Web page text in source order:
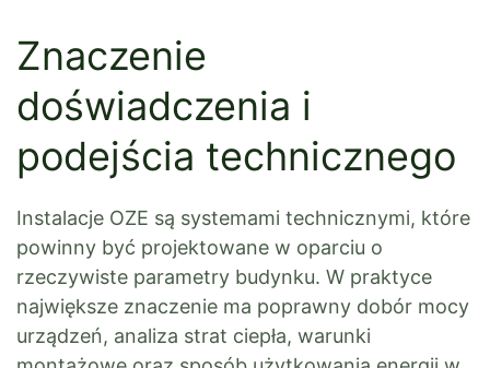
Znaczenie
doświadczenia i
podejścia technicznego
Instalacje OZE są systemami technicznymi, które
powinny być projektowane w oparciu o
rzeczywiste parametry budynku. W praktyce
największe znaczenie ma poprawny dobór mocy
urządzeń, analiza strat ciepła, warunki